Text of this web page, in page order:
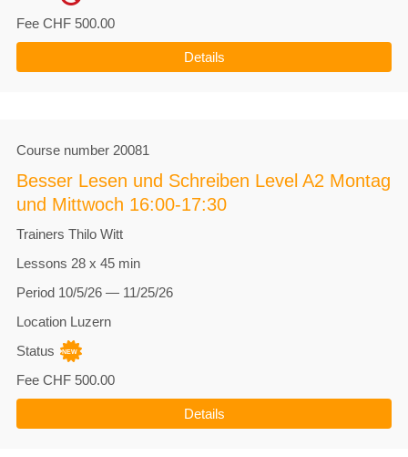
Fee CHF 500.00
Details
Course number 20081
Besser Lesen und Schreiben Level A2 Montag
und Mittwoch 16:00-17:30
Trainers Thilo Witt
Lessons 28 x 45 min
Period 10/5/26 — 11/25/26
Location Luzern
Status
Fee CHF 500.00
Details